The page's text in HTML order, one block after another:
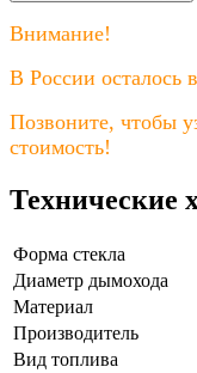
Внимание!
В России осталось
Позвоните, чтобы
стоимость!
Технические
Форма стекла
Диаметр дымохода
Материал
Производитель
Вид топлива